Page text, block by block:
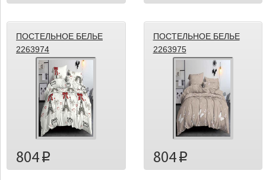
ПОСТЕЛЬНОЕ БЕЛЬЕ
2263974
804 p
ПОСТЕЛЬНОЕ БЕЛЬЕ
2263975
804p